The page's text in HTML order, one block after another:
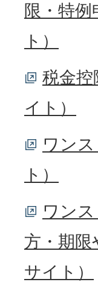
限・特
ト）
税金
イト）
ワン
ト）
ワン
方・期
サイト）